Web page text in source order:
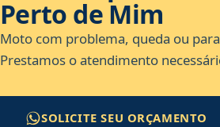
Perto de Mim
Moto com problema, queda ou
Prestamos o atendimento
SOLICITE SEU ORÇAMENTO